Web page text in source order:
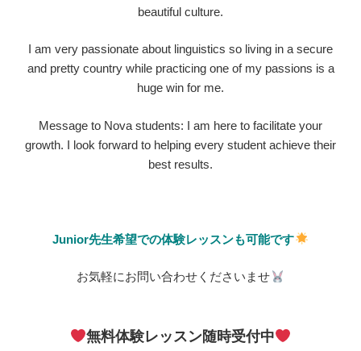
beautiful culture.
I am very passionate about linguistics so living in a secure
and pretty country while practicing one of my passions is a
huge win for me.
Message to Nova students: I am here to facilitate your
growth. I look forward to helping every student achieve their
best results.
Junior先生希望での体験レッスンも可能です
お気軽にお問い合わせくださいませ
無料体験レッスン随時受付中